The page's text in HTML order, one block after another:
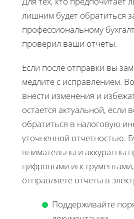
лишним будет обратиться
профессиональному
проверил ваши отчеты.
Если после отправки вы
медлите с исправлением.
внести изменения и
остается актуальной, если
обратиться в налоговую
уточненной отчетностью.
внимательны и аккуратны
цифровыми
отправляете отчеты в
Поддерживайте